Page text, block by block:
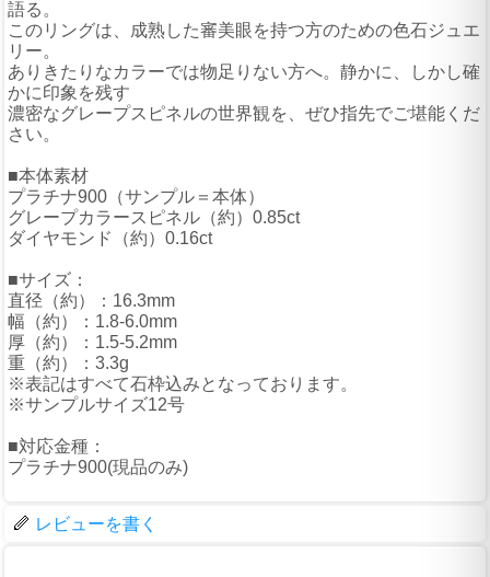
語る。
このリングは、成熟した審美眼を持つ方のための色石ジュエ
リー。
ありきたりなカラーでは物足りない方へ。静かに、しかし確
かに印象を残す
濃密なグレープスピネルの世界観を、ぜひ指先でご堪能くだ
さい。
■本体素材
プラチナ900（サンプル＝本体）
グレープカラースピネル（約）0.85ct
ダイヤモンド（約）0.16ct
■サイズ：
直径（約）：16.3mm
幅（約）：1.8-6.0mm
厚（約）：1.5-5.2mm
重（約）：3.3g
※表記はすべて石枠込みとなっております。
※サンプルサイズ12号
■対応金種：
プラチナ900(現品のみ)
レビューを書く